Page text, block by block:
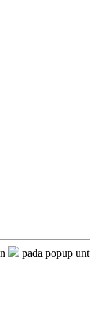
pada popup